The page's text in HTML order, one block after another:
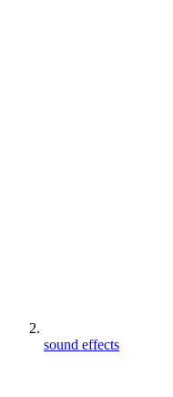
sound effects